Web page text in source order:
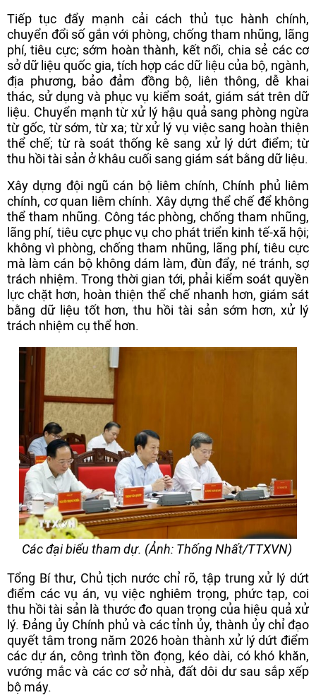
Tiếp tục đẩy mạnh cải cách thủ tục hành chính,
chuyển đổi số gắn với phòng, chống tham nhũng, lãng
phí, tiêu cực; sớm hoàn thành, kết nối, chia sẻ các cơ
sở dữ liệu quốc gia, tích hợp các dữ liệu của bộ, ngành,
địa phương, bảo đảm đồng bộ, liên thông, dễ khai
thác, sử dụng và phục vụ kiểm soát, giám sát trên dữ
liệu. Chuyển mạnh từ xử lý hậu quả sang phòng ngừa
từ gốc, từ sớm, từ xa; từ xử lý vụ việc sang hoàn thiện
thể chế; từ rà soát thống kê sang xử lý dứt điểm; từ
thu hồi tài sản ở khâu cuối sang giám sát bằng dữ liệu.
Xây dựng đội ngũ cán bộ liêm chính, Chính phủ liêm
chính, cơ quan liêm chính. Xây dựng thể chế để không
thể tham nhũng. Công tác phòng, chống tham nhũng,
lãng phí, tiêu cực phục vụ cho phát triển kinh tế-xã hội;
không vì phòng, chống tham nhũng, lãng phí, tiêu cực
mà làm cán bộ không dám làm, đùn đẩy, né tránh, sợ
trách nhiệm. Trong thời gian tới, phải kiểm soát quyền
lực chặt hơn, hoàn thiện thể chế nhanh hơn, giám sát
bằng dữ liệu tốt hơn, thu hồi tài sản sớm hơn, xử lý
trách nhiệm cụ thể hơn.
Các đại biểu tham dự. (Ảnh: Thống Nhất/TTXVN)
Tổng Bí thư, Chủ tịch nước chỉ rõ, tập trung xử lý dứt
điểm các vụ án, vụ việc nghiêm trọng, phức tạp, coi
thu hồi tài sản là thước đo quan trọng của hiệu quả xử
lý. Đảng ủy Chính phủ và các tỉnh ủy, thành ủy chỉ đạo
quyết tâm trong năm 2026 hoàn thành xử lý dứt điểm
các dự án, công trình tồn đọng, kéo dài, có khó khăn,
vướng mắc và các cơ sở nhà, đất dôi dư sau sắp xếp
bộ máy.